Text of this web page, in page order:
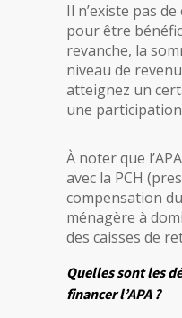
Il n’existe pas
pour être
revanche, la
niveau de
atteignez un
une
À noter que
avec la PCH
compensation
ménagère à
des caisses de
Quelles sont les
financer l’APA ?